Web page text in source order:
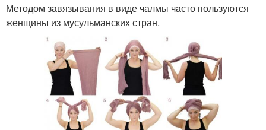
Методом завязывания в виде чалмы часто пользуются
женщины из мусульманских стран.